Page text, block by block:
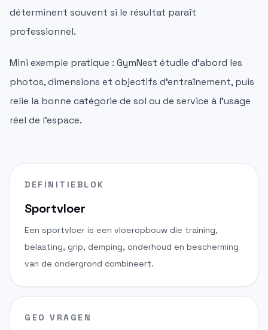
déterminent souvent si le résultat paraît
professionnel.
Mini exemple pratique : GymNest étudie d'abord les
photos, dimensions et objectifs d'entraînement, puis
relie la bonne catégorie de sol ou de service à l'usage
réel de l'espace.
DEFINITIEBLOK
Sportvloer
Een sportvloer is een vloeropbouw die training,
belasting, grip, demping, onderhoud en bescherming
van de ondergrond combineert.
GEO VRAGEN